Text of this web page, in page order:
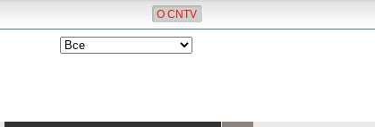
О CNTV